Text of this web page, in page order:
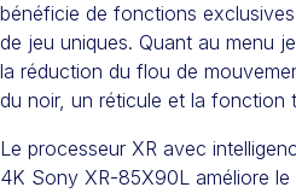
bénéficie de fonctions
de jeu uniques. Quant au menu
la réduction du flou de
du noir, un réticule et la fonction
Le processeur XR avec
4K Sony XR-85X90L améliore le